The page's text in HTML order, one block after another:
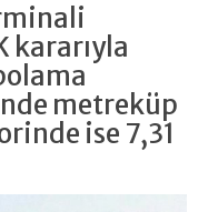
kararıyla
metreküp
ise 7,31